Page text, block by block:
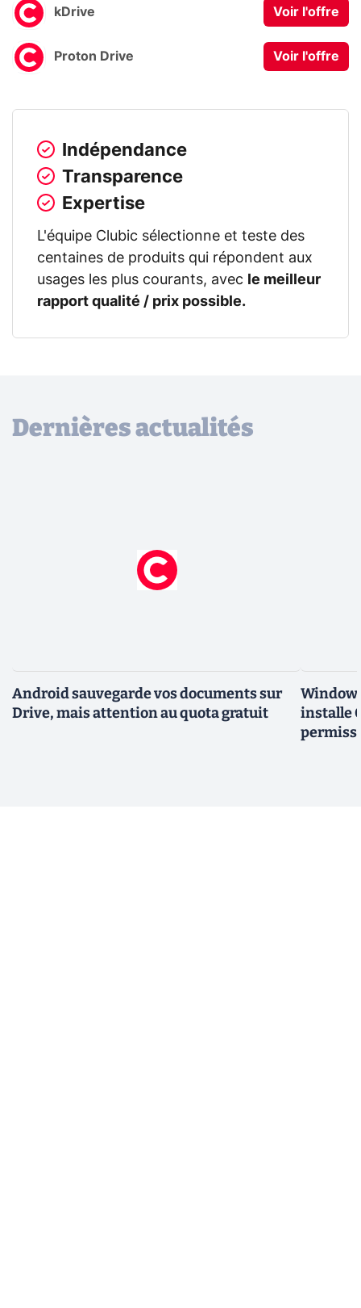
kDrive Voir l'offre
Proton Drive Voir l'offre
Indépendance
Transparence
Expertise
L'équipe Clubic sélectionne et teste des
centaines de produits qui répondent aux
usages les plus courants, avec
le meilleur
rapport qualité / prix possible.
Dernières actualités
Android sauvegarde vos documents sur
Drive, mais attention au quota gratuit
installe